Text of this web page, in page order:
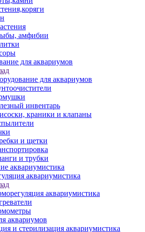
амфибии
для аквариумов
для аквариумов
инвентарь
краники и клапаны
и щетки
и трубки
аквариумистика
аквариумистика
аквариумистика
аквариумов
и стерилизация аквариумистика